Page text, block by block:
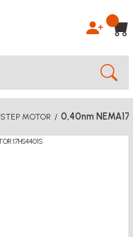
STEP MOTOR 0,40nm NEMA17